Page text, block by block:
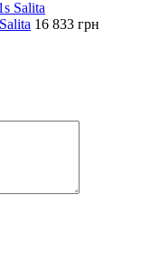
16 833 грн